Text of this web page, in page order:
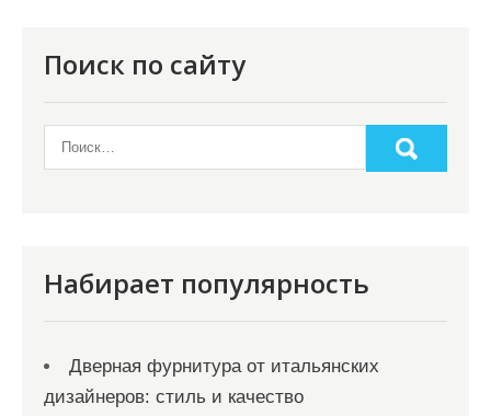
Поиск по сайту
Набирает популярность
Дверная фурнитура от итальянских
дизайнеров: стиль и качество